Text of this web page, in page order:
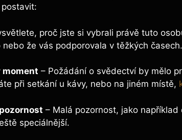
proč jste si vybrali právě tuto
že vás podporovala v těžkých časech.
– Požádání o svědectví by mělo
při setkání u kávy, nebo na jiném místě,
– Malá pozornost, jako
speciálnější.